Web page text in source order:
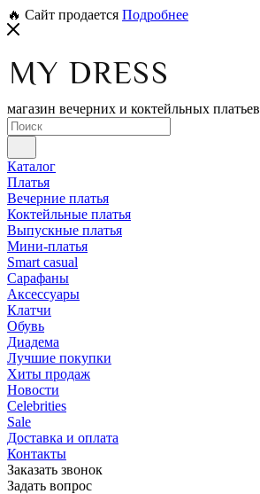
🔥 Сайт продается Подробнее
магазин вечерних и коктейльных платьев
Каталог
Платья
Вечерние платья
Коктейльные платья
Выпускные платья
Мини-платья
Smart casual
Сарафаны
Аксессуары
Клатчи
Обувь
Диадема
Лучшие покупки
Хиты продаж
Новости
Celebrities
Sale
Доставка и оплата
Контакты
Заказать звонок
Задать вопрос